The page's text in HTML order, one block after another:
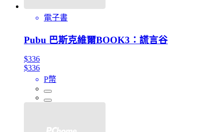
電子書
Pubu 巴斯克維爾BOOK3：謊言谷
$336
$336
P幣